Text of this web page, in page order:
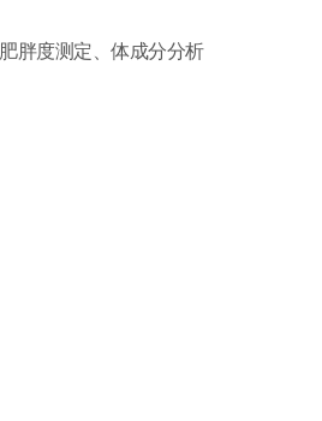
胖度测定、体成分分析